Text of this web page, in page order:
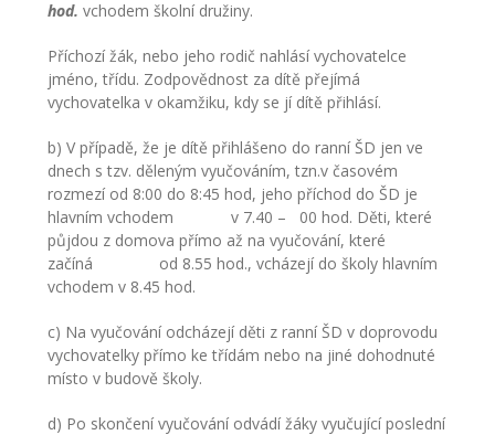
---- Speciální pedagog
---- Školní psycholog
---- Koordinátor vzdělávání cizinců
Prvnáčci
-- Zápis
hod. vchodem školní družiny.
Příchozí žák, nebo jeho rodič nahlásí vychovatelce
jméno, třídu. Zodpovědnost za dítě přejímá
vychovatelka v okamžiku, kdy se jí dítě přihlásí.
b) V případě, že je dítě přihlášeno do ranní ŠD jen ve
dnech s tzv. děleným vyučováním, tzn.v časovém
rozmezí od 8:00 do 8:45 hod, jeho příchod do ŠD je
hlavním vchodem v 7.40 – 00 hod. Děti, které
půjdou z domova přímo až na vyučování, které
začíná od 8.55 hod., vcházejí do školy hlavním
vchodem v 8.45 hod.
c) Na vyučování odcházejí děti z ranní ŠD v doprovodu
vychovatelky přímo ke třídám nebo na jiné dohodnuté
místo v budově školy.
d) Po skončení vyučování odvádí žáky vyučující poslední